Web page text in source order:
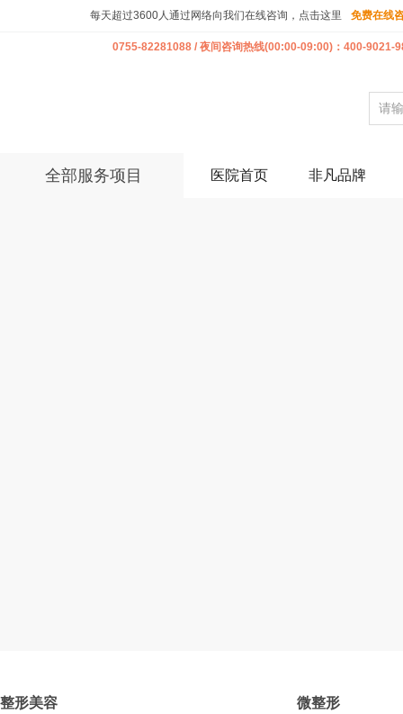
每天超过3600人通过网络向我们在线咨询，点击这里 免费在线
0755-82281088 / 夜间咨询热线(00:00-09:00)：400-9021-
全部服务项目 医院首页 非凡品牌
整形美容 微整形